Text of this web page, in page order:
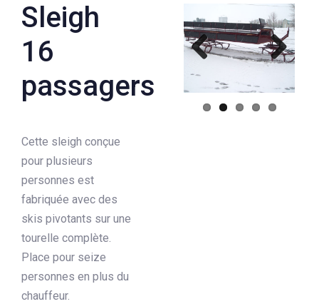
Sleigh
16
passagers
Cette sleigh conçue
pour plusieurs
personnes est
fabriquée avec des
skis pivotants sur une
tourelle complète.
Place pour seize
personnes en plus du
chauffeur.
Previous